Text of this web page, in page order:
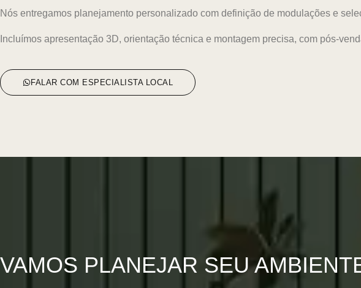
Nós entregamos planejamento personalizado com definição de modulações e
Incluímos apresentação 3D, orientação técnica e montagem precisa, com pós-
FALAR COM ESPECIALISTA LOCAL
VAMOS PLANEJAR SEU